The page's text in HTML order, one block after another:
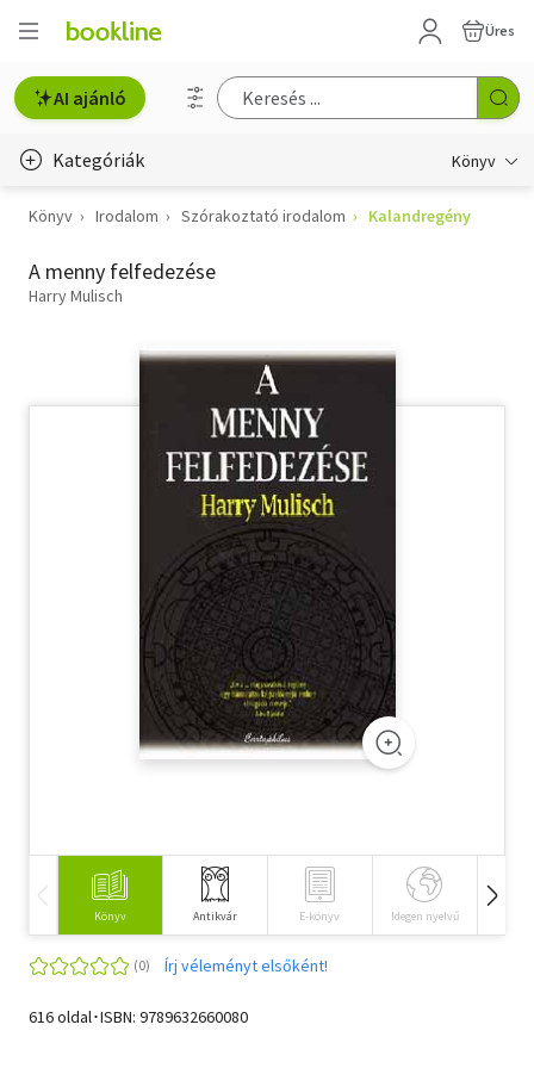
Üres
AI ajánló
Kategóriák Könyv
Életmód, egészség
Erotika
Szótár, nyelvkönyv
Tankönyv, segédkönyv
Társadalomtudomány
Természettudomány
Könyv Irodalom Szórakoztató irodalom Kalandregény
A menny felfedezése
Harry Mulisch
Könyv Antikvár E-könyv Idegen nyelvű
Írj véleményt elsőként!
616 oldal･ISBN: 9789632660080